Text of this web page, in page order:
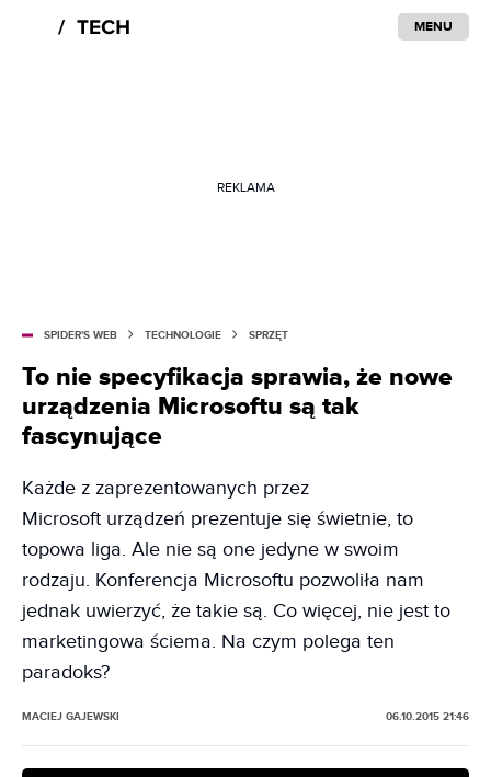
MENU
REKLAMA
SPIDER'S WEB TECHNOLOGIE SPRZĘT
To nie specyfikacja sprawia, że nowe
urządzenia Microsoftu są tak
fascynujące
Każde z zaprezentowanych przez
Microsoft urządzeń prezentuje się świetnie, to
topowa liga. Ale nie są one jedyne w swoim
rodzaju. Konferencja Microsoftu pozwoliła nam
jednak uwierzyć, że takie są. Co więcej, nie jest to
marketingowa ściema. Na czym polega ten
paradoks?
MACIEJ GAJEWSKI 06.10.2015 21:46